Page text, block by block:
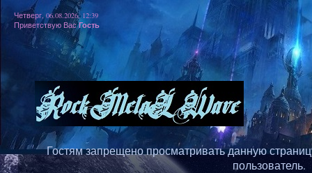
Четверг, 06.08.2026, 12:39
Приветствую Вас Гость
Гостям запрещено просматривать данную
пользователь.